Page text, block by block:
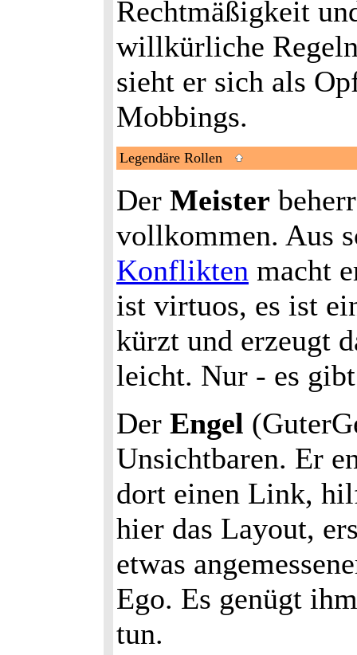
Rechtmäßigkeit
willkürliche
sieht er sich als
Mobbings.
Legendäre Rollen
Der Meister
vollkommen. Aus
Konflikten macht
ist virtuos, es ist
kürzt und erzeugt
leicht. Nur - es
Der Engel
Unsichtbaren. Er
dort einen Link,
hier das Layout,
etwas
Ego. Es genügt
tun.